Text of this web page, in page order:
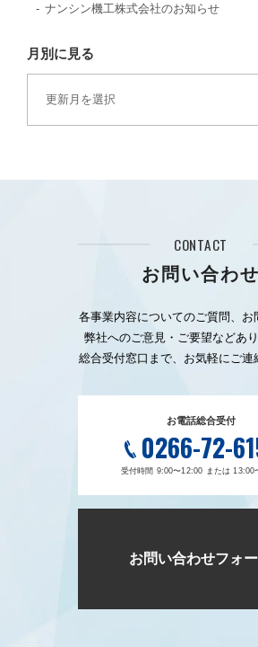
ナンシン機工株式会社のお知らせ
月別に見る
CONTACT
お問い合わせ
各事業内容についてのご質問、お
弊社へのご意見・ご要望などあり
総合受付窓口まで、お気軽にご連
お電話総合受付
0266-72-
受付時間 9:00〜12:00 または 13:00
お問い合わせフォ